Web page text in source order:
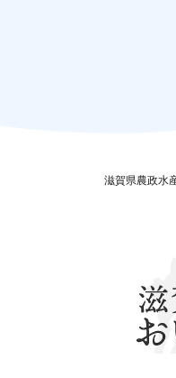
滋賀県農政水